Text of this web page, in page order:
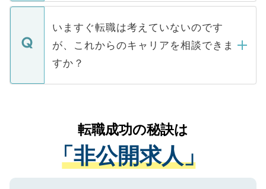
に、医療機関が求める条件に合った人材の
みを人材紹介会社に依頼するケースが増え
ています。
定を承諾する必要はありません。内定先へ
の辞退の連絡はキャリアパートナーが行い
個人情報が漏えいすることはありませんの
で、ご安心ください。当サイトからの登録
などで収集したご登録者様の個人情報は、
ご本人のキャリアアップおよび転職活動の
支援を目的に使用いたします。お預かりし
ているすべての個人データはご本人の許可
は、個人情報の取り扱いについての厳密な
管理基準を満たした事業者のみに付与され
る、プライバシーマークを取得済みです。
いますぐ転職は考えていないのです
が、これからのキャリアを相談できま
すか？
かがいして、現在の医療機関の状況や紹介
経験をまじえながら、適切なアドバイスを
させていただきます。すぐにご転職をされ
ない方には、長期的なサポートが可能です
ので、まずはご登録ください。
転職成功の秘訣は
「非公開求人」